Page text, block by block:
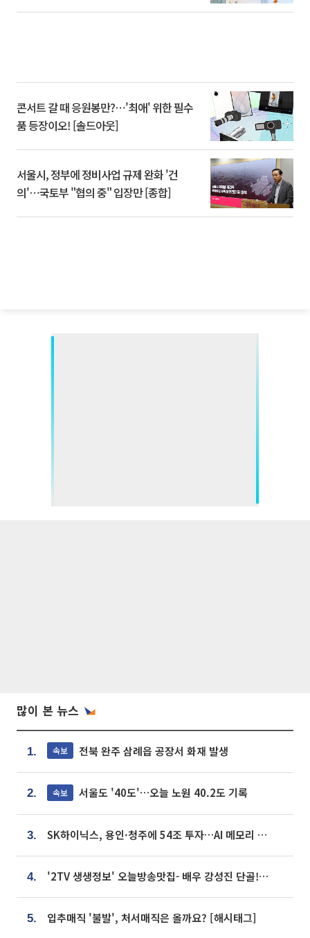
콘서트 갈 때 응원봉만?⋯'최애' 위한 필수
품 등장이오! [솔드아웃]
서울시, 정부에 정비사업 규제 완화 '건
의'⋯국토부 "협의 중" 입장만 [종합]
많이 본 뉴스
1. 속보 전북 완주 삼례읍 공장서 화재 발생
2. 속보 서울도 '40도'…오늘 노원 40.2도 기록
3. SK하이닉스, 용인·청주에 54조 투자…AI 메모리 생산기지 키운다
4. '2TV 생생정보' 오늘방송맛집- 배우 강성진 단골! 쌀국수ㆍ푸팟퐁 커리 맛집 '블○○○'
5. 입추매직 '불발', 처서매직은 올까요? [해시태그]